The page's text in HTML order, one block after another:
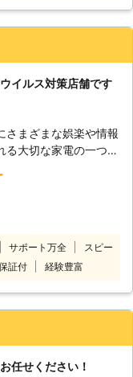
ります。 アンテナ工
、始めのうちから私た
さい。
めております。 ア
の立場に立った作業を
め、どの
ービスを実現していき
気軽にご利用くださ
談を受け付けておりま
でも、お客様の都合に
イルス対策店舗です
さまざまな娯楽や情報
る大切な家電の一つで
ビが突然と映らなく
は困ってしまいますよ
らいたい」 「電源を
起こしている可能性も
事を生業とした業者で
サポート万全
スピー
証付 経験豊富
任せください！